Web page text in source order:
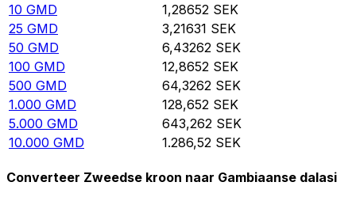
10 GMD 1,28652 SEK
25 GMD 3,21631 SEK
50 GMD 6,43262 SEK
100 GMD 12,8652 SEK
500 GMD 64,3262 SEK
1.000 GMD 128,652 SEK
5.000 GMD 643,262 SEK
10.000 GMD 1.286,52 SEK
Converteer Zweedse kroon naar Gambiaanse dalasi